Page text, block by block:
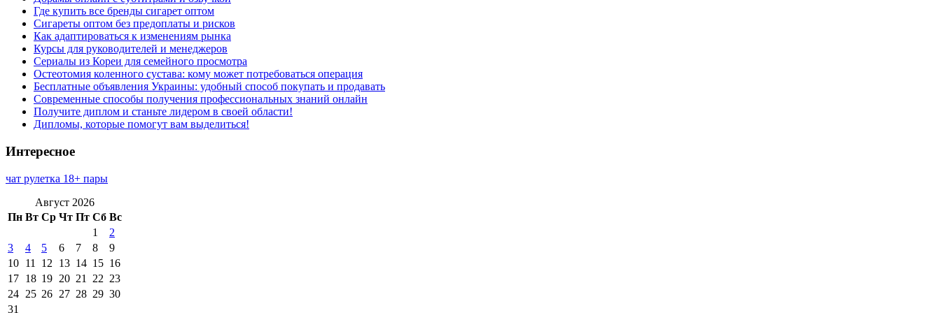
Где купить все бренды сигарет оптом
Сигареты оптом без предоплаты и рисков
Как адаптироваться к изменениям рынка
Курсы для руководителей и менеджеров
Сериалы из Кореи для семейного просмотра
Остеотомия коленного сустава: кому может потребоваться операция
Бесплатные объявления Украины: удобный способ покупать и продавать
Современные способы получения профессиональных знаний онлайн
Получите диплом и станьте лидером в своей области!
Дипломы, которые помогут вам выделиться!
Интересное
чат рулетка 18+ пары
Август 2026
Пн Вт Ср Чт Пт Сб Вс
1
2
3
4 5 6 7 8
9
10 11 12 13 14 15 16
17 18 19 20 21 22 23
24 25 26 27 28 29 30
31